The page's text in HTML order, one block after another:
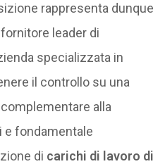
rappresenta dunque
leader di
specializzata in
il controllo su una
alla
e fondamentale
di carichi di lavoro di